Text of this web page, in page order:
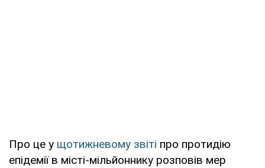
Про це у щотижневому звіті про протидію
епідемії в місті-мільйоннику розповів мер